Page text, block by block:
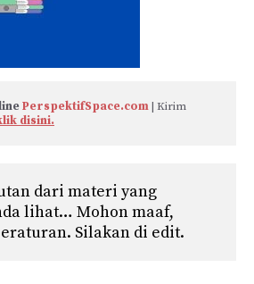
PerspektifSpace.com | Kirim
disini.
dari materi yang
lihat… Mohon maaf,
Silakan di edit.